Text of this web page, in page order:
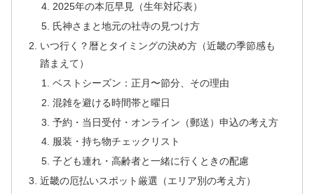
2025年の本厄早見（生年対応表）
氏神さまと地元の社寺の見つけ方
いつ行く？暦とタイミングの決め方（近畿の季節感も
踏まえて）
ベストシーズン：正月〜節分、その理由
混雑を避ける時間帯と曜日
予約・当日受付・オンライン（郵送）申込の考え方
服装・持ち物チェックリスト
子ども連れ・高齢者と一緒に行くときの配慮
近畿の厄払いスポット厳選（エリア別の考え方）